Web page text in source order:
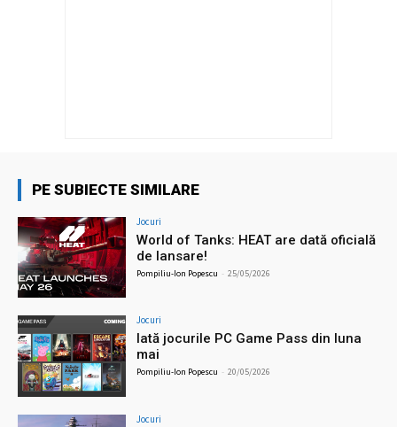
PE SUBIECTE SIMILARE
Jocuri
World of Tanks: HEAT are dată oficială
de lansare!
Pompiliu-Ion Popescu - 25/05/2026
Jocuri
Iată jocurile PC Game Pass din luna
mai
Pompiliu-Ion Popescu - 20/05/2026
Jocuri